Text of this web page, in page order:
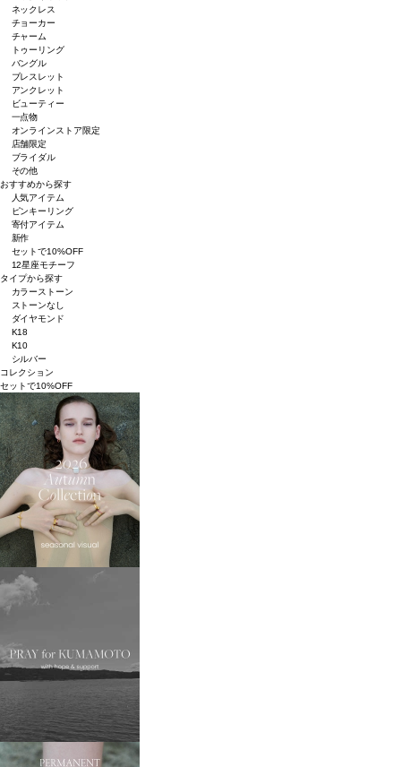
ネックレス
チョーカー
チャーム
トゥーリング
バングル
ブレスレット
アンクレット
ビューティー
一点物
オンラインストア限定
店舗限定
ブライダル
その他
おすすめから探す
人気アイテム
ピンキーリング
寄付アイテム
新作
セットで10%OFF
12星座モチーフ
タイプから探す
カラーストーン
ストーンなし
ダイヤモンド
K18
K10
シルバー
コレクション
セットで10%OFF